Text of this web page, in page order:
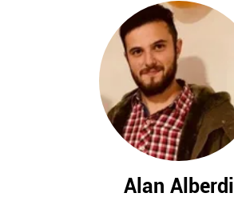
ESTADIO BANORTE
MERCADO DE FICHAJES
Alan Alberdi